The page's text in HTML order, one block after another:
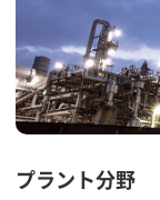
プラント分野